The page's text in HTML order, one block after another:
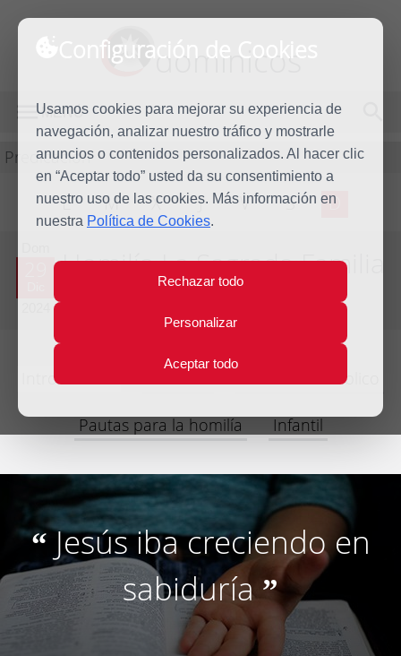
Configuración de Cookies
Usamos cookies para mejorar su experiencia de
navegación, analizar nuestro tráfico y mostrarle
anuncios o contenidos personalizados. Al hacer clic
en “Aceptar todo” usted da su consentimiento a
nuestro uso de las cookies. Más información en
nuestra Política de Cookies.
Rechazar todo
Personalizar
Aceptar todo
dominicos
MENÚ
Predicación
L M X J V S D
Homilía La Sagrada Familia
Introducción Lecturas Comentario bíblico
Pautas para la homilía Infantil
“ Jesús iba creciendo en
sabiduría”